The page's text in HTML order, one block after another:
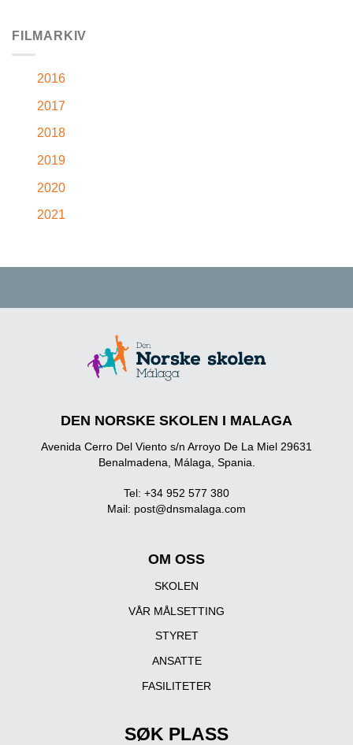
FILMARKIV
2016
2017
2018
2019
2020
2021
DEN NORSKE SKOLEN I MALAGA
Avenida Cerro Del Viento s/n Arroyo De La Miel 29631
Benalmadena, Málaga, Spania.
Tel: +34 952 577 380
Mail: post@dnsmalaga.com
OM OSS
SKOLEN
VÅR MÅLSETTING
STYRET
ANSATTE
FASILITETER
SØK PLASS